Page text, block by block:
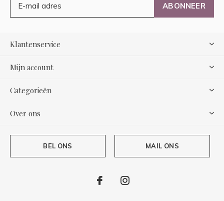
ABONNEER
Klantenservice
Mijn account
Categorieën
Over ons
BEL ONS MAIL ONS